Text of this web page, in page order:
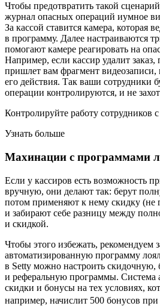
Чтобы предотвратить такой
журнал опасных операций иумное
За кассой ставится камера, которая
в программу. Далее настраиваются
помогают камере реагировать на
Например, если кассир удалит заказ,
пришлет вам фрагмент видеозаписи,
его действия. Так ваши сотрудники
операции контролируются, и не
Контролируйте работу сотрудников
Узнать больше
Махинации с программами
Если у кассиров есть возможность
вручную, они делают так: берут
потом применяют к нему скидку (не
и забирают себе разницу между
и скидкой.
Чтобы этого избежать, рекомендуем
автоматизированную программу
в Setty можно настроить скидочную,
и реферальную программы. Система
скидки и бонусы на тех условиях,
например, начислит 500 бонусов при